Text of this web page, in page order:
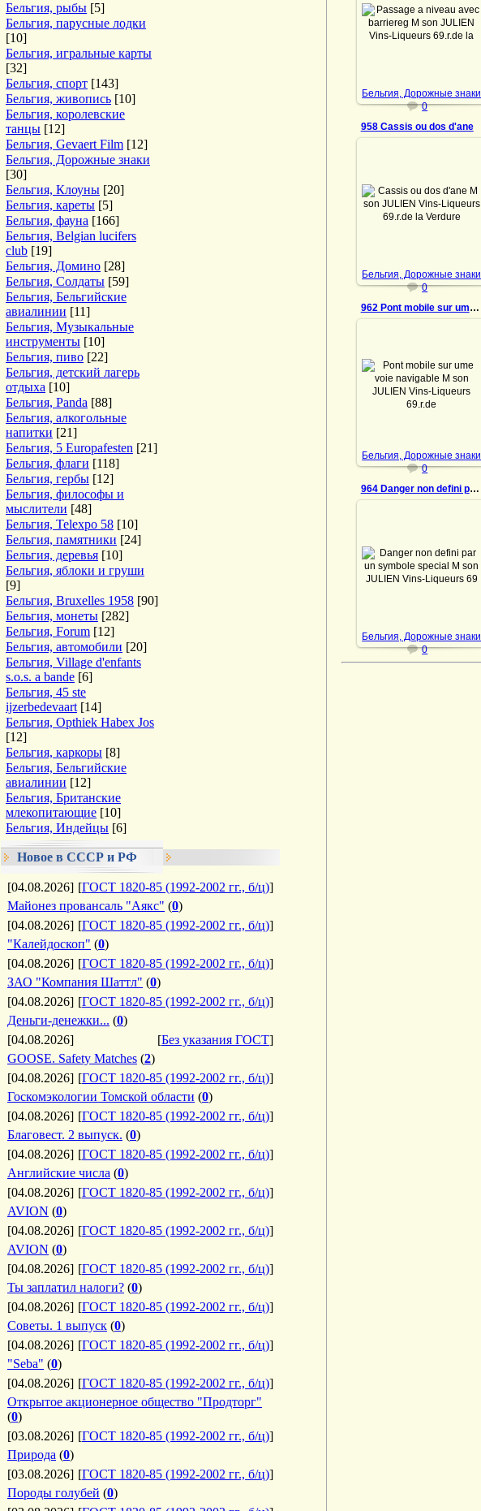
Бельгия, рыбы [5]
Бельгия, парусные лодки
[10]
Бельгия, игральные карты
[32]
Бельгия, спорт [143]
Бельгия, живопись [10]
Бельгия, королевские
танцы [12]
Бельгия, Gevaert Film [12]
Бельгия, Дорожные знаки
[30]
Бельгия, Клоуны [20]
Бельгия, кареты [5]
Бельгия, фауна [166]
Бельгия, Belgian lucifers
club [19]
Бельгия, Домино [28]
Бельгия, Солдаты [59]
Бельгия, Бельгийские
авиалинии [11]
Бельгия, Музыкальные
инструменты [10]
Бельгия, пиво [22]
Бельгия, детский лагерь
отдыха [10]
Бельгия, Panda [88]
Бельгия, алкогольные
напитки [21]
Бельгия, 5 Europafesten [21]
Бельгия, флаги [118]
Бельгия, гербы [12]
Бельгия, философы и
мыслители [48]
Бельгия, Telexpo 58 [10]
Бельгия, памятники [24]
Бельгия, деревья [10]
Бельгия, яблоки и груши
[9]
Бельгия, Bruxelles 1958 [90]
Бельгия, монеты [282]
Бельгия, Forum [12]
Бельгия, автомобили [20]
Бельгия, Village d'enfants
s.o.s. a bande [6]
Бельгия, 45 ste
ijzerbedevaart [14]
Бельгия, Opthiek Habex Jos
[12]
Бельгия, каркоры [8]
Бельгия, Бельгийские
авиалинии [12]
Бельгия, Британские
млекопитающие [10]
Бельгия, Индейцы [6]
Новое в СССР и РФ
[04.08.2026] [ГОСТ 1820-85 (1992-2002 гг., б/ц)]
Майонез провансаль "Аякс" (0)
[04.08.2026] [ГОСТ 1820-85 (1992-2002 гг., б/ц)]
"Калейдоскоп" (0)
[04.08.2026] [ГОСТ 1820-85 (1992-2002 гг., б/ц)]
ЗАО "Компания Шаттл" (0)
[04.08.2026] [ГОСТ 1820-85 (1992-2002 гг., б/ц)]
Деньги-денежки... (0)
[04.08.2026]
[Без указания ГОСТ]
GOOSE. Safety Matches (2)
[04.08.2026] [ГОСТ 1820-85 (1992-2002 гг., б/ц)]
Госкомэкологии Томской области (0)
[04.08.2026] [ГОСТ 1820-85 (1992-2002 гг., б/ц)]
Благовест. 2 выпуск. (0)
[04.08.2026] [ГОСТ 1820-85 (1992-2002 гг., б/ц)]
Английские числа (0)
[04.08.2026] [ГОСТ 1820-85 (1992-2002 гг., б/ц)]
AVION (0)
[04.08.2026] [ГОСТ 1820-85 (1992-2002 гг., б/ц)]
AVION (0)
[04.08.2026] [ГОСТ 1820-85 (1992-2002 гг., б/ц)]
Ты заплатил налоги? (0)
[04.08.2026] [ГОСТ 1820-85 (1992-2002 гг., б/ц)]
Советы. 1 выпуск (0)
[04.08.2026] [ГОСТ 1820-85 (1992-2002 гг., б/ц)]
"Seba" (0)
[04.08.2026] [ГОСТ 1820-85 (1992-2002 гг., б/ц)]
Открытое акционерное общество "Продторг"
(0)
[03.08.2026] [ГОСТ 1820-85 (1992-2002 гг., б/ц)]
Природа (0)
[03.08.2026] [ГОСТ 1820-85 (1992-2002 гг., б/ц)]
Породы голубей (0)
barriereg M son JULIEN
Vins-Liqueurs 69.r.de la
Verdure Bruxelles Tel:
Бельгия, Дорожные знаки
0
958 Cassis ou dos d'ane
JULIEN Vins-Liqueurs
69.r.de la Verdure
Bruxelles Tel: 12.13.05
Бельгия, Дорожные знаки
0
962 Pont mobile sur ume voie navigable
Pont mobile sur ume voie
navigable M son JULIEN
Vins-Liqueurs 69.r.de la
Verdure Bruxelles Tel:
12.13.05 Safety match
Бельгия, Дорожные знаки
0
964 Danger non defini par un symbole special
symbole special M son
JULIEN Vins-Liqueurs
69.r.de la Verdure
Bruxelles Tel: 12.13.05
Бельгия, Дорожные знаки
0